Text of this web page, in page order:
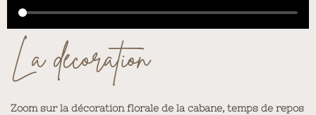
La décoration
Zoom sur la décoration florale de la cabane, temps de repos